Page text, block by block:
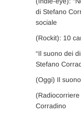
di Stefano
sociale
(Rockit): 10
“Il suono dei
Stefano
(Oggi) Il
Corradino